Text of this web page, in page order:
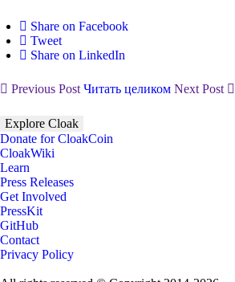
Share on Facebook
Tweet
Share on LinkedIn
Previous Post Читать целиком Next Post
Explore Cloak
Donate for CloakCoin
CloakWiki
Learn
Press Releases
Get Involved
PressKit
GitHub
Contact
Privacy Policy